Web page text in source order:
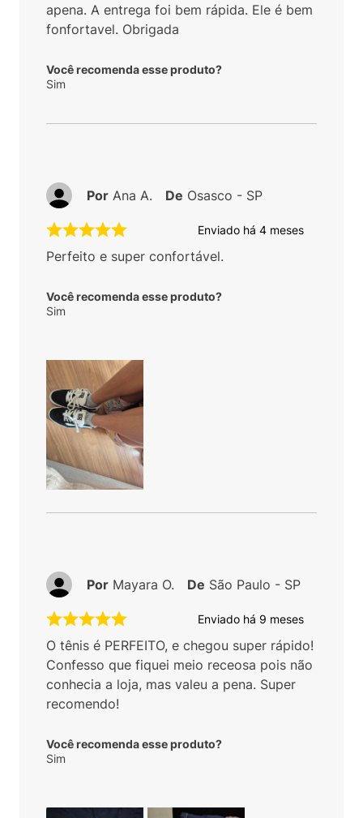
apena. A entrega foi bem rápida. Ele é bem
fonfortavel. Obrigada
Você recomenda esse produto?
Sim
Enviado há 4 meses
Perfeito e super confortável.
Você recomenda esse produto?
Sim
Por Ana A. De Osasco - SP
Enviado há 9 meses
O tênis é PERFEITO, e chegou super rápido!
Confesso que fiquei meio receosa pois não
conhecia a loja, mas valeu a pena. Super
recomendo!
Você recomenda esse produto?
Sim
Por Mayara O. De São Paulo - SP